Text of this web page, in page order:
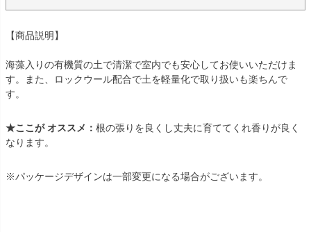
【商品説明】
海藻入りの有機質の土で清潔で室内でも安心してお使いいただけま
す。また、ロックウール配合で土を軽量化で取り扱いも楽ちんで
す。
★ここが オススメ： 根の張りを良くし丈夫に育ててくれ香りが良く
なります。
※パッケージデザインは一部変更になる場合がございます。